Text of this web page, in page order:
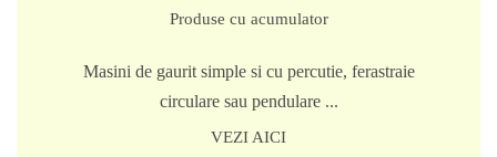
Produse cu acumulator
Masini de gaurit simple si cu percutie, ferastraie
circulare sau pendulare ...
VEZI AICI